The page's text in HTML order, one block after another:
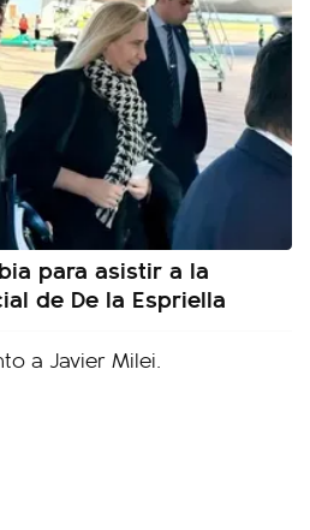
para asistir a la
de De la Espriella